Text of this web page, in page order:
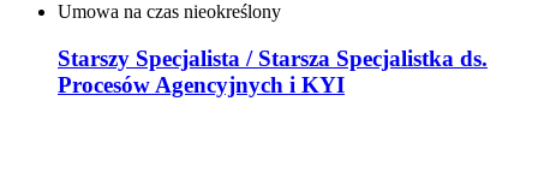
Umowa na czas nieokreślony
Starszy Specjalista / Starsza Specjalistka ds.
Procesów Agencyjnych i KYI